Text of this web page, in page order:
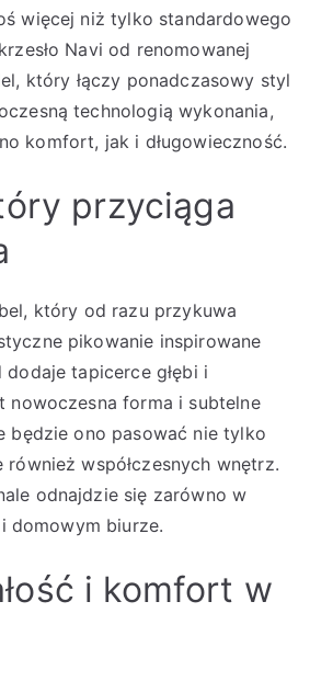
więcej niż tylko standardowego
Navi od renomowanej
który łączy ponadczasowy styl
technologią wykonania,
komfort, jak i długowieczność.
przyciąga
który od razu przykuwa
pikowanie inspirowane
tapicerce głębi i
nowoczesna forma i subtelne
będzie ono pasować nie tylko
współczesnych wnętrz.
odnajdzie się zarówno w
domowym biurze.
i komfort w